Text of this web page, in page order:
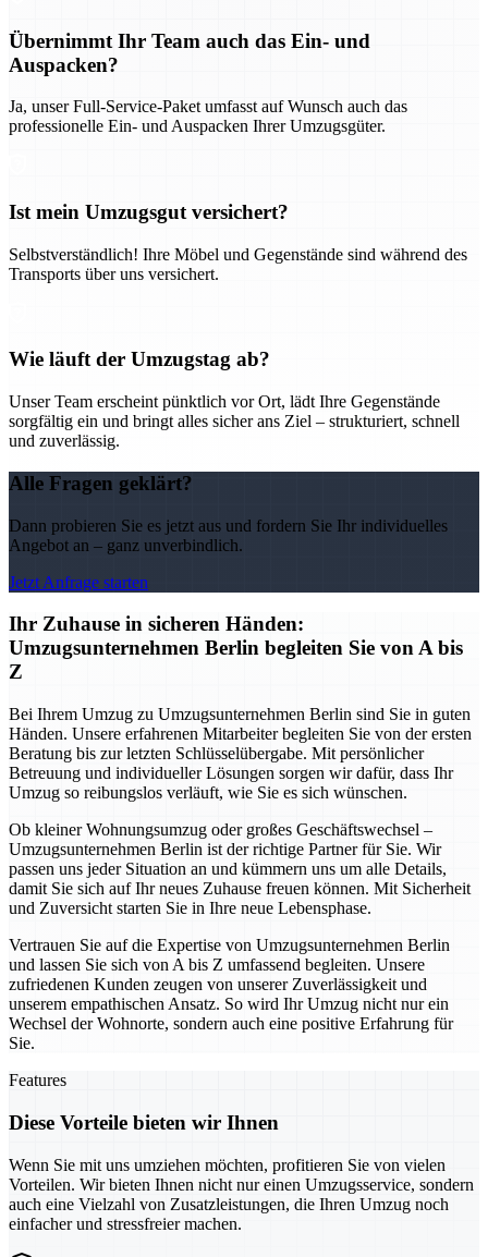
Übernimmt Ihr Team auch das Ein- und
Auspacken?
Ja, unser Full-Service-Paket umfasst auf Wunsch auch das
professionelle Ein- und Auspacken Ihrer Umzugsgüter.
Ist mein Umzugsgut versichert?
Selbstverständlich! Ihre Möbel und Gegenstände sind während des
Transports über uns versichert.
Wie läuft der Umzugstag ab?
Unser Team erscheint pünktlich vor Ort, lädt Ihre Gegenstände
sorgfältig ein und bringt alles sicher ans Ziel – strukturiert, schnell
und zuverlässig.
Alle Fragen geklärt?
Dann probieren Sie es jetzt aus und fordern Sie Ihr individuelles
Angebot an – ganz unverbindlich.
Jetzt Anfrage starten
Ihr Zuhause in sicheren Händen:
Umzugsunternehmen Berlin begleiten Sie von A bis
Z
Bei Ihrem Umzug zu Umzugsunternehmen Berlin sind Sie in guten
Händen. Unsere erfahrenen Mitarbeiter begleiten Sie von der ersten
Beratung bis zur letzten Schlüsselübergabe. Mit persönlicher
Betreuung und individueller Lösungen sorgen wir dafür, dass Ihr
Umzug so reibungslos verläuft, wie Sie es sich wünschen.
Ob kleiner Wohnungsumzug oder großes Geschäftswechsel –
Umzugsunternehmen Berlin ist der richtige Partner für Sie. Wir
passen uns jeder Situation an und kümmern uns um alle Details,
damit Sie sich auf Ihr neues Zuhause freuen können. Mit Sicherheit
und Zuversicht starten Sie in Ihre neue Lebensphase.
Vertrauen Sie auf die Expertise von Umzugsunternehmen Berlin
und lassen Sie sich von A bis Z umfassend begleiten. Unsere
zufriedenen Kunden zeugen von unserer Zuverlässigkeit und
unserem empathischen Ansatz. So wird Ihr Umzug nicht nur ein
Wechsel der Wohnorte, sondern auch eine positive Erfahrung für
Sie.
Features
Diese Vorteile bieten wir Ihnen
Wenn Sie mit uns umziehen möchten, profitieren Sie von vielen
Vorteilen. Wir bieten Ihnen nicht nur einen Umzugsservice, sondern
auch eine Vielzahl von Zusatzleistungen, die Ihren Umzug noch
einfacher und stressfreier machen.